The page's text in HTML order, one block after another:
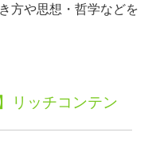
方や思想・哲学などを
リッチコンテン